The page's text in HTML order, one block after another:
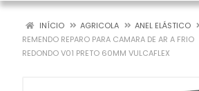
INÍCIO AGRICOLA
ANEL ELÁSTICO
REMENDO REPARO PARA CAMARA DE AR A FRIO
REDONDO V01 PRETO 60MM VULCAFLEX